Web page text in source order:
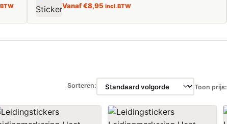
Vanaf€8,95 incl. BTW
Sorteren: Toon prijs: